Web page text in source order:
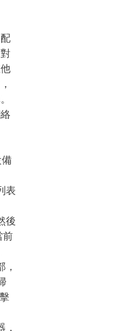
對
表
後
前